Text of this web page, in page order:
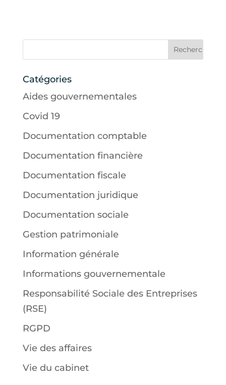
Catégories
Aides gouvernementales
Covid 19
Documentation comptable
Documentation financière
Documentation fiscale
Documentation juridique
Documentation sociale
Gestion patrimoniale
Information générale
Informations gouvernementale
Responsabilité Sociale des Entreprises
(RSE)
RGPD
Vie des affaires
Vie du cabinet